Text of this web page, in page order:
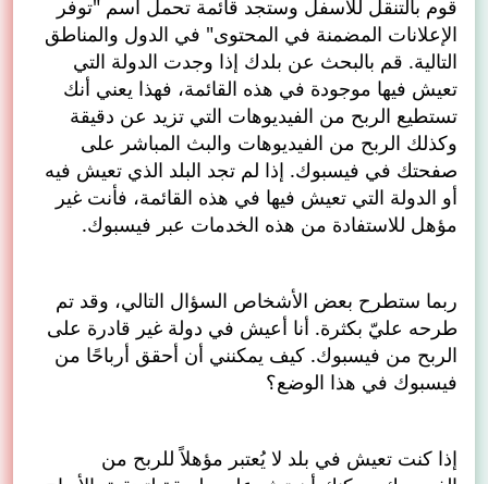
قوم بالتنقل للأسفل وستجد قائمة تحمل اسم "توفر
الإعلانات المضمنة في المحتوى" في الدول والمناطق
التالية. قم بالبحث عن بلدك إذا وجدت الدولة التي
تعيش فيها موجودة في هذه القائمة، فهذا يعني أنك
تستطيع الربح من الفيديوهات التي تزيد عن دقيقة
وكذلك الربح من الفيديوهات والبث المباشر على
صفحتك في فيسبوك. إذا لم تجد البلد الذي تعيش فيه
أو الدولة التي تعيش فيها في هذه القائمة، فأنت غير
مؤهل للاستفادة من هذه الخدمات عبر فيسبوك.
ربما ستطرح بعض الأشخاص السؤال التالي، وقد تم
طرحه عليّ بكثرة. أنا أعيش في دولة غير قادرة على
الربح من فيسبوك. كيف يمكنني أن أحقق أرباحًا من
فيسبوك في هذا الوضع؟
إذا كنت تعيش في بلد لا يُعتبر مؤهلاً للربح من